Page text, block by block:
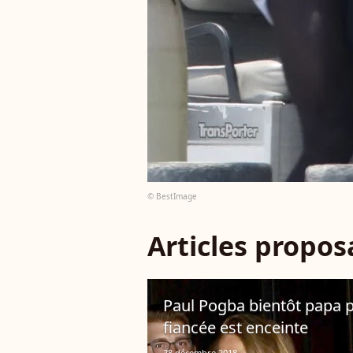
© BestImage
Articles
Paul Pogba bientôt papa
fiancée est enceinte